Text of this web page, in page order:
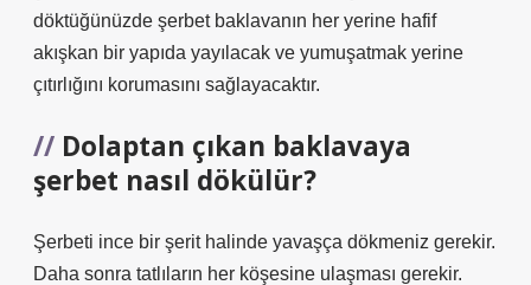
döktüğünüzde şerbet baklavanın her yerine hafif
akışkan bir yapıda yayılacak ve yumuşatmak yerine
çıtırlığını korumasını sağlayacaktır.
Dolaptan çıkan baklavaya
şerbet nasıl dökülür?
Şerbeti ince bir şerit halinde yavaşça dökmeniz gerekir.
Daha sonra tatlıların her köşesine ulaşması gerekir.